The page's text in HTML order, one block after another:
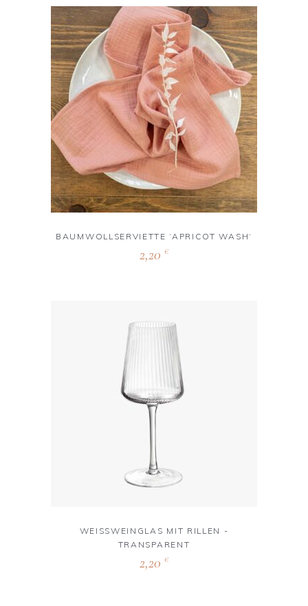
BAUMWOLLSERVIETTE ‘APRICOT WASH‘
2,20 €
WEISSWEINGLAS MIT RILLEN -
TRANSPARENT
2,20 €